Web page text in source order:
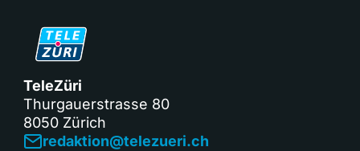
TeleZüri
Thurgauerstrasse 80
8050 Zürich
redaktion@telezueri.ch